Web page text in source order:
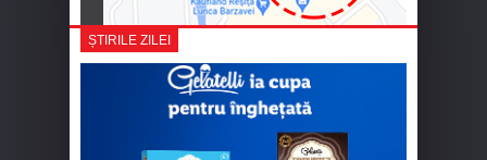
ȘTIRILE ZILEI